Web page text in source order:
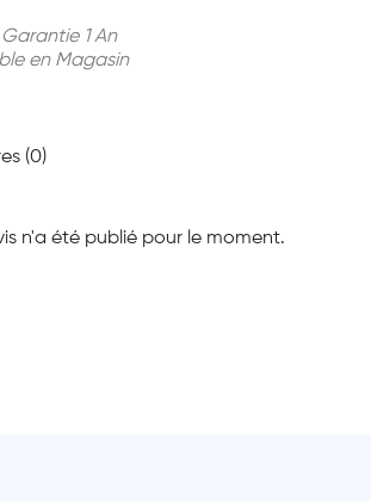
1 An
en Magasin
(0)
n'a été publié pour le moment.